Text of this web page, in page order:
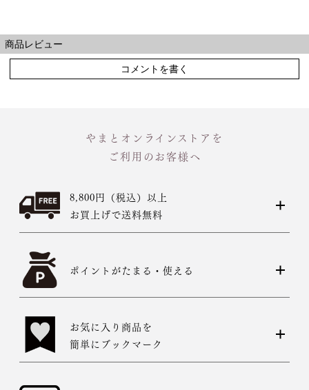
商品レビュー
コメントを書く
やまとオンラインストアを
ご利用のお客様へ
8,800円（税込）以上
お買上げで送料無料
ポイントがたまる・使える
お気に入り商品を
簡単にブックマーク